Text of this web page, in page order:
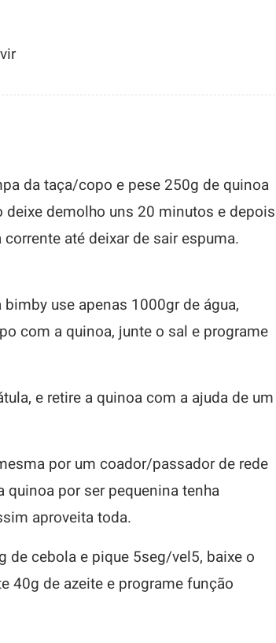
da taça/copo e pese 250g de quinoa
demolho uns 20 minutos e depois
até deixar de sair espuma.
use apenas 1000gr de água,
com a quinoa, junte o sal e programe
e retire a quinoa com a ajuda de um
por um coador/passador de rede
por ser pequenina tenha
aproveita toda.
cebola e pique 5seg/vel5, baixe o
40g de azeite e programe função